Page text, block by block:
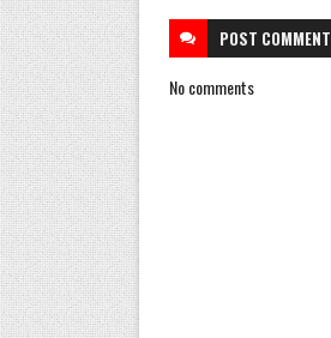
POST COMMENT
No comments